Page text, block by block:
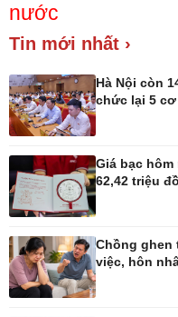
Chính trị
Tổ chức nhân sự
Quốc hội
Nhận diện sự thật
Quan sát
Cuộc sống đó đây
Hồ sơ
nước
Tin mới nhất ›
Hà Nội còn
chức lại 5 cơ
Giá bạc
62,42 triệu
Chồng ghen
việc, hôn